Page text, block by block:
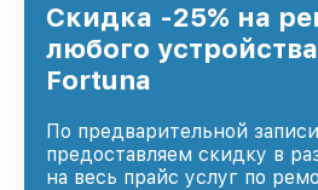
Скидка -25% на
любого устройства
Fortuna
По предварительной
предоставляем скидку в
на весь прайс услуг по